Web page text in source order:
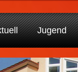
Jugend